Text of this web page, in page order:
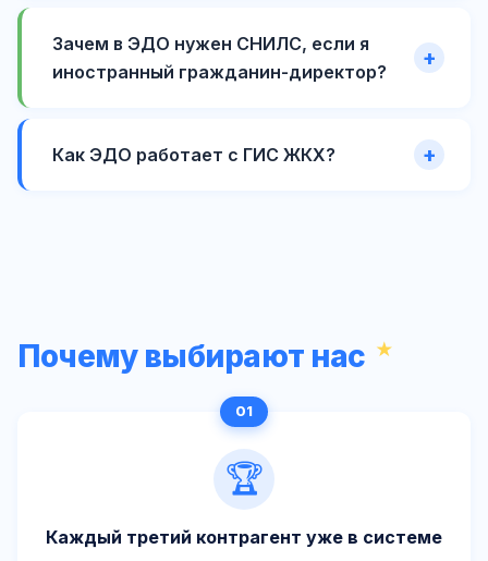
Зачем в ЭДО нужен СНИЛС, если я
иностранный гражданин-директор?
Как ЭДО работает с ГИС ЖКХ?
Почему выбирают нас
🏆
Каждый третий контрагент уже в системе